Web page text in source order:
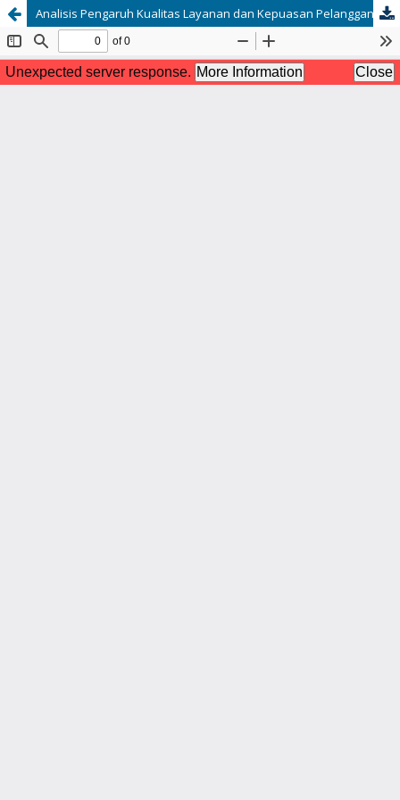
Analisis Pengaruh Kualitas Layanan dan Kepuasan Pelanggan terhadap Intensitas Pembelian pada Industri Tahu di Desa Batu Nampar